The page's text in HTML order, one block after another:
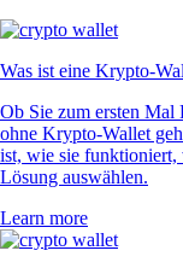
Was ist eine Krypto-
Ob Sie zum ersten
ohne Krypto-Wallet
ist, wie sie funktioniert,
Lösung auswählen.
Learn more